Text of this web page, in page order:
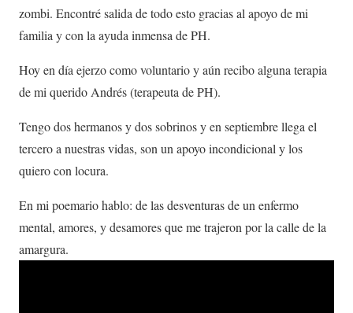
zombi. Encontré salida de todo esto gracias al apoyo de mi
familia y con la ayuda inmensa de PH.
Hoy en día ejerzo como voluntario y aún recibo alguna terapia
de mi querido Andrés (terapeuta de PH).
Tengo dos hermanos y dos sobrinos y en septiembre llega el
tercero a nuestras vidas, son un apoyo incondicional y los
quiero con locura.
En mi poemario hablo: de las desventuras de un enfermo
mental, amores, y desamores que me trajeron por la calle de la
amargura.